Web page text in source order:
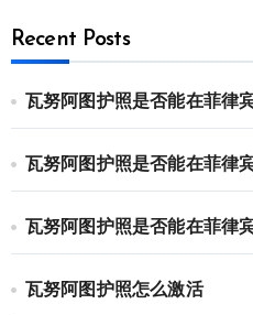
Recent Posts
瓦努阿图护照是否能在菲律
瓦努阿图护照是否能在菲律
瓦努阿图护照是否能在菲律
瓦努阿图护照怎么激活